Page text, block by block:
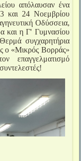
απόλαυσαν ένα
και 24 Νοεμβρίου
Οδύσσεια,
και η Γ' Γυμνασίου
Θερμά συγχαρητήρια
ο «Μικρός Βορράς»
επαγγελματισμό